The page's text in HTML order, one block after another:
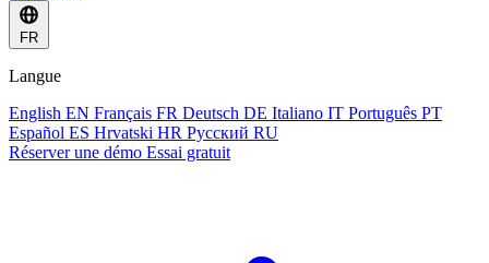
FR
Langue
English EN Français FR Deutsch DE Italiano IT Português PT
Español ES Hrvatski HR Русский RU
Réserver une démo Essai gratuit